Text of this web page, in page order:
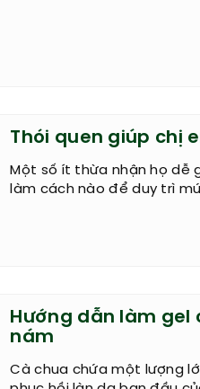
Thói quen giúp chị
Một số ít thừa nhận họ dễ
làm cách nào để duy trì
Hướng dẫn làm
nám
Cà chua chứa một lượng